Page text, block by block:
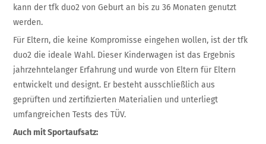
kann der tfk duo2 von Geburt an bis zu 36 Monaten genutzt
werden.
Für Eltern, die keine Kompromisse eingehen wollen, ist der tfk
duo2 die ideale Wahl. Dieser Kinderwagen ist das Ergebnis
jahrzehntelanger Erfahrung und wurde von Eltern für Eltern
entwickelt und designt. Er besteht ausschließlich aus
geprüften und zertifizierten Materialien und unterliegt
umfangreichen Tests des TÜV.
Auch mit Sportaufsatz: